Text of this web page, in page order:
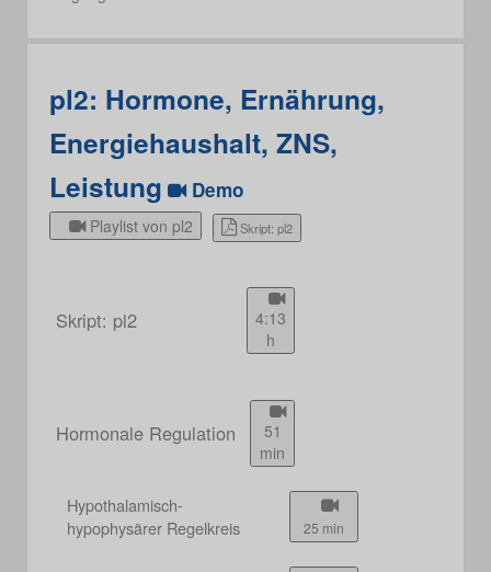
pl2: Hormone, Ernährung,
Energiehaushalt, ZNS,
Leistung
Demo
Playlist von pl2 Skript: pl2
Skript: pl2
4:13
h
Hormonale Regulation
51
min
Hypothalamisch-
hypophysärer Regelkreis
25 min